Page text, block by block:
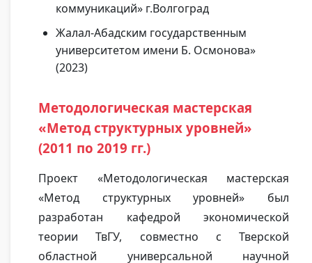
коммуникаций» г.Волгоград
Жалал-Абадским государственным
университетом имени Б. Осмонова»
(2023)
Методологическая мастерская
«Метод структурных уровней»
(2011 по 2019 гг.)
Проект «Методологическая мастерская
«Метод структурных уровней» был
разработан кафедрой экономической
теории ТвГУ, совместно с Тверской
областной универсальной научной